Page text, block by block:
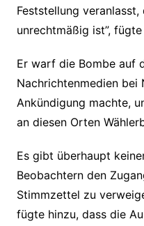
Feststellung veranlasst,
unrechtmäßig ist”,
Er warf die Bombe auf
Nachrichtenmedien bei
Ankündigung machte,
an diesen Orten
Es gibt überhaupt
Beobachtern den
Stimmzettel zu
fügte hinzu, dass die